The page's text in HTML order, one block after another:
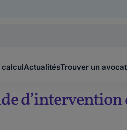
calculActualitésTrouver un avocat
d’intervention